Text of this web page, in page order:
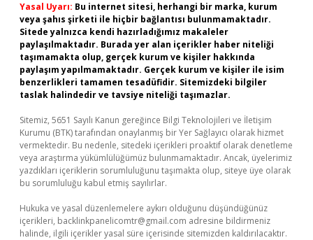
Yasal Uyarı: Bu internet sitesi, herhangi bir marka, kurum
veya şahıs şirketi ile hiçbir bağlantısı bulunmamaktadır.
Sitede yalnızca kendi hazırladığımız makaleler
paylaşılmaktadır. Burada yer alan içerikler haber niteliği
taşımamakta olup, gerçek kurum ve kişiler hakkında
paylaşım yapılmamaktadır. Gerçek kurum ve kişiler ile isim
benzerlikleri tamamen tesadüfidir. Sitemizdeki bilgiler
taslak halindedir ve tavsiye niteliği taşımazlar.
Sitemiz, 5651 Sayılı Kanun gereğince Bilgi Teknolojileri ve İletişim
Kurumu (BTK) tarafından onaylanmış bir Yer Sağlayıcı olarak hizmet
vermektedir. Bu nedenle, sitedeki içerikleri proaktif olarak denetleme
veya araştırma yükümlülüğümüz bulunmamaktadır. Ancak, üyelerimiz
yazdıkları içeriklerin sorumluluğunu taşımakta olup, siteye üye olarak
bu sorumluluğu kabul etmiş sayılırlar.
Hukuka ve yasal düzenlemelere aykırı olduğunu düşündüğünüz
içerikleri, backlinkpanelicomtr@gmail.com adresine bildirmeniz
halinde, ilgili içerikler yasal süre içerisinde sitemizden kaldırılacaktır.